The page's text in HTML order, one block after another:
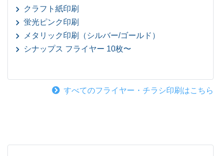
クラフト紙印刷
蛍光ピンク印刷
メタリック印刷（シルバー/ゴールド）
シナップス フライヤー 10枚〜
すべてのフライヤー・チラシ印刷はこちら